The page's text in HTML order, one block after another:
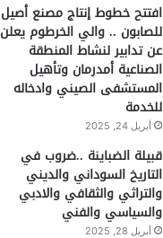
افتتح خطوط إنتاج مصنع أصيل
للصابون .. والي الخرطوم يعلن
عن تدابير لنشاط المنطقة
الصناعية أمدرمان وتأهيل
المستشفى الصيني وادخاله
للخدمة
أبريل 24, 2025
قبيلة الضباينة ..ضروب في
التاريخ السوداني والديني
والتراثي والثقافي والادبي
والسياسي والفني
أبريل 28, 2025